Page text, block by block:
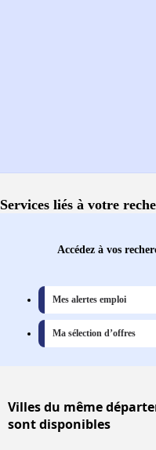
Services liés à votre
Accédez à vos
Mes alertes emploi
Ma sélection d’offres
Villesdu même
sont disponibles